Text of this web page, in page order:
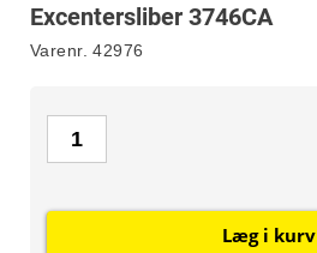
Excentersliber 3746CA
Varenr. 42976
Læg i kurv